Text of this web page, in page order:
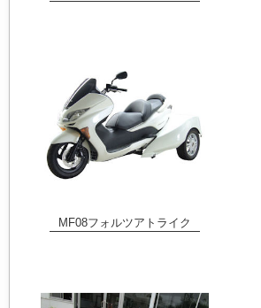
MF08フォルツアトライク